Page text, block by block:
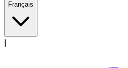
Français
|